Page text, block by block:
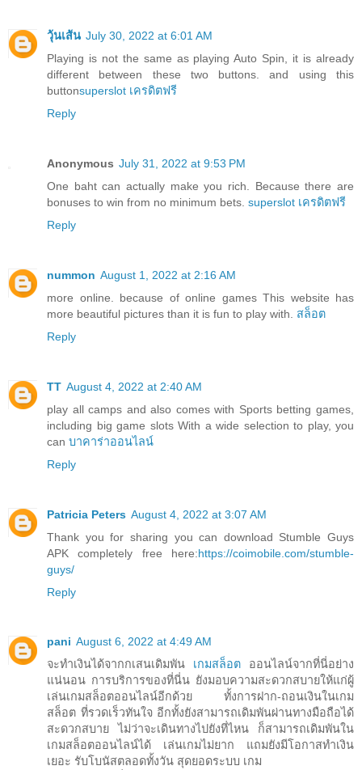
วุ้นเส้น July 30, 2022 at 6:01 AM
Playing is not the same as playing Auto Spin, it is already
different between these two buttons. and using this
buttonsuperslot เครดิตฟรี
Reply
Anonymous July 31, 2022 at 9:53 PM
One baht can actually make you rich. Because there are
bonuses to win from no minimum bets. superslot เครดิตฟรี
Reply
nummon August 1, 2022 at 2:16 AM
more online. because of online games This website has
more beautiful pictures than it is fun to play with. สล็อต
Reply
TT August 4, 2022 at 2:40 AM
play all camps and also comes with Sports betting games,
including big game slots With a wide selection to play, you
can บาคาร่าออนไลน์
Reply
Patricia Peters August 4, 2022 at 3:07 AM
Thank you for sharing you can download Stumble Guys
APK completely free here:https://coimobile.com/stumble-
guys/
Reply
pani August 6, 2022 at 4:49 AM
จะทำเงินได้จากกเสนเดิมพัน เกมสล็อต ออนไลน์จากที่นี่อย่าง
แน่นอน การบริการของที่นี่น ยังมอบความสะดวกสบายให้แก่ผู้
เล่นเกมสล็อตออนไลน์อีกด้วย ทั้งการฝาก-ถอนเงินในเกม
สล็อต ที่รวดเร็วทันใจ อีกทั้งยังสามารถเดิมพันผ่านทางมือถือได้
สะดวกสบาย ไม่ว่าจะเดินทางไปยังที่ไหน ก็สามารถเดิมพันใน
เกมสล็อตออนไลน์ได้ เล่นเกมไม่ยาก แถมยังมีโอกาสทำเงิน
เยอะ รับโบนัสตลอดทั้งวัน สุดยอดระบบ เกม